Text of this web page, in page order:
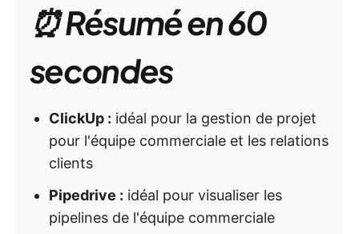
⏰ Résumé en 60
secondes
ClickUp : idéal pour la gestion de projet
pour l'équipe commerciale et les relations
clients
Pipedrive : idéal pour visualiser les
pipelines de l'équipe commerciale